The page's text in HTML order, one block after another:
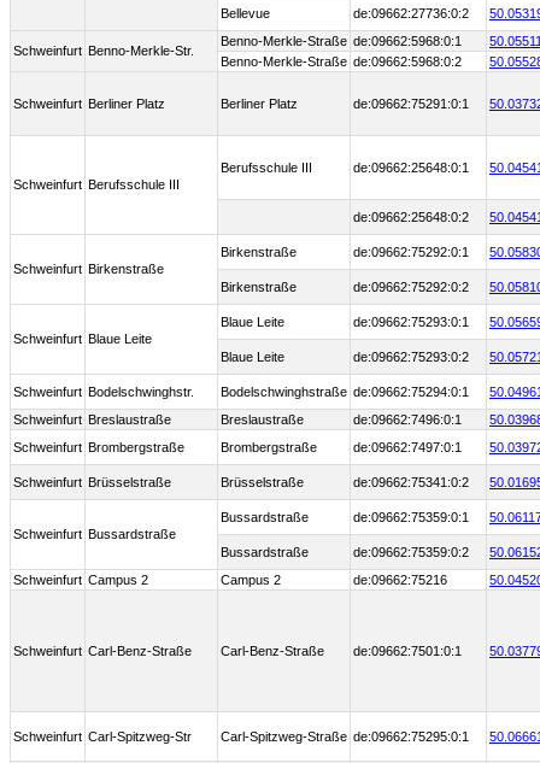
Bellevue de:09662:27736:0:2
Schweinfurt Benno-Merkle-Str.
Benno-Merkle-Straße de:09662:5968:0:1
Benno-Merkle-Straße de:09662:5968:0:2
Schweinfurt Berliner Platz Berliner Platz de:09662:75291:0:1
Schweinfurt Berufsschule III
Berufsschule III de:09662:25648:0:1
de:09662:25648:0:2
Schweinfurt Birkenstraße
Birkenstraße de:09662:75292:0:1
Birkenstraße de:09662:75292:0:2
Schweinfurt Blaue Leite
Blaue Leite de:09662:75293:0:1
Blaue Leite de:09662:75293:0:2
Schweinfurt Bodelschwinghstr. Bodelschwinghstraße de:09662:75294:0:1
Schweinfurt Breslaustraße Breslaustraße de:09662:7496:0:1
Schweinfurt Brombergstraße Brombergstraße de:09662:7497:0:1
Schweinfurt Brüsselstraße Brüsselstraße de:09662:75341:0:2
Schweinfurt Bussardstraße
Bussardstraße de:09662:75359:0:1
Bussardstraße de:09662:75359:0:2
Schweinfurt Campus 2 Campus 2 de:09662:75216
Schweinfurt Carl-Benz-Straße Carl-Benz-Straße de:09662:7501:0:1
Schweinfurt Carl-Spitzweg-Str Carl-Spitzweg-Straße de:09662:75295:0:1